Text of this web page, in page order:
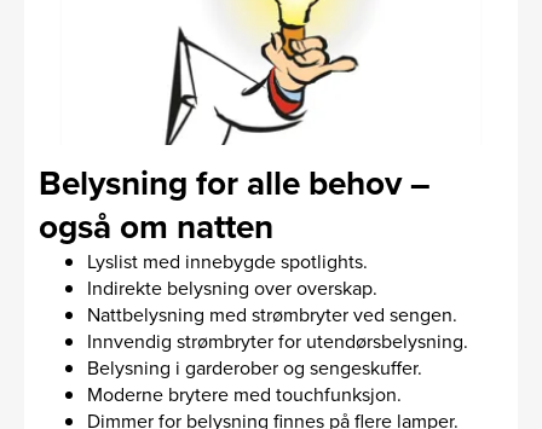
Belysning for alle behov –
også om natten
Lyslist med innebygde spotlights.
Indirekte belysning over overskap.
Nattbelysning med strømbryter ved sengen.
Innvendig strømbryter for utendørsbelysning.
Belysning i garderober og sengeskuffer.
Moderne brytere med touchfunksjon.
Dimmer for belysning finnes på flere lamper.